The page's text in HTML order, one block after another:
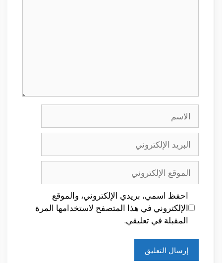
الاسم
البريد
الإلكتروني
الموقع
الإلكتروني
احفظ اسمي، بريدي الإلكتروني، والموقع
الإلكتروني في هذا المتصفح لاستخدامها المرة
المقبلة في تعليقي.